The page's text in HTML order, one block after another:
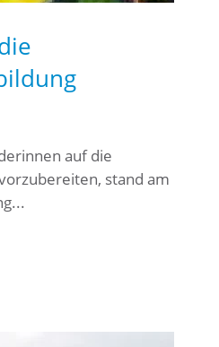
auf die
stand am